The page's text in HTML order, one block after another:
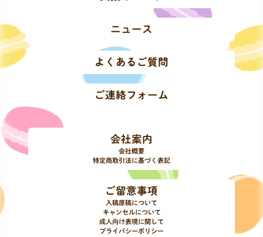
ニュース
よくあるご質問
ご連絡フォーム
会社案内
会社概要
特定商取引法に基づく表記
ご留意事項
入稿原稿について
キャンセルについて
成人向け表現に関して
プライバシーポリシー